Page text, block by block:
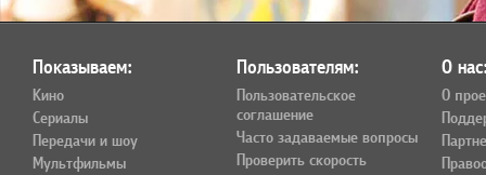
Показываем:
Кино
Сериалы
Передачи и шоу
Мультфильмы
Пользователям:
Пользовательское
соглашение
Часто задаваемые вопросы
Проверить скорость
О
О